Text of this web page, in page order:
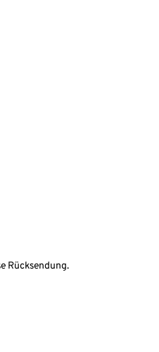
Rücksendung.